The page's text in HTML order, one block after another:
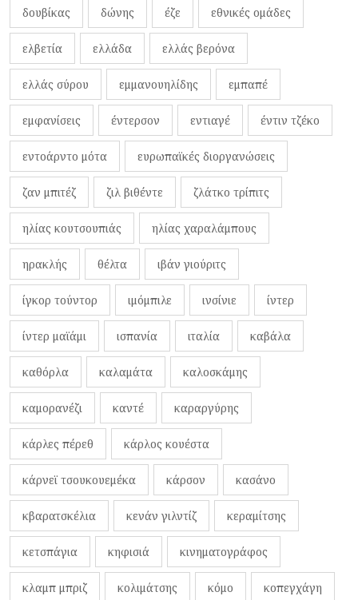
δουβίκας δώνης έζε εθνικές ομάδες
ελβετία ελλάδα ελλάς βερόνα
ελλάς σύρου εμμανουηλίδης εμπαπέ
εμφανίσεις έντερσον εντιαγέ έντιν τζέκο
εντοάρντο μότα ευρωπαϊκές διοργανώσεις
ζαν μπιτέζ ζιλ βιθέντε ζλάτκο τρίπιτς
ηλίας κουτσουπιάς ηλίας χαραλάμπους
ηρακλής θέλτα ιβάν γιούριτς
ίγκορ τούντορ ιμόμπιλε ινσίνιε ίντερ
ίντερ μαϊάμι ισπανία ιταλία καβάλα
καθόρλα καλαμάτα καλοσκάμης
καμορανέζι καντέ καραργύρης
κάρλες πέρεθ κάρλος κουέστα
κάρνεϊ τσουκουεμέκα κάρσον κασάνο
κβαρατσκέλια κενάν γιλντίζ κεραμίτσης
κετσπάγια κηφισιά κινηματογράφος
κλαμπ μπριζ κολιμάτσης κόμο κοπεγχάγη